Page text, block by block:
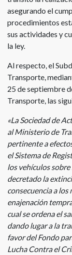
asegurando el
procedimientos
sus actividades y
la ley.
Al respecto, el
Transporte,
25 de septiembre
Transporte, las
«La Sociedad de
al Ministerio de
pertinente a
el Sistema de
los vehículos
decretado la
consecuencia a los
enajenación
cual se ordena el
dando lugar a la
favor del Fondo
Lucha Contra el